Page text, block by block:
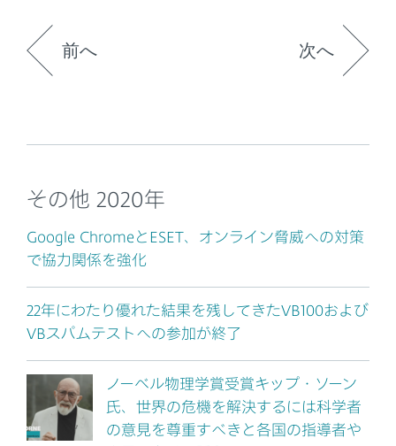
前へ 次へ
その他 2020年
Google ChromeとESET、オンライン脅威への対策
で協力関係を強化
22年にわたり優れた結果を残してきたVB100および
VBスパムテストへの参加が終了
ノーベル物理学賞受賞キップ・ソーン
氏、世界の危機を解決するには科学者
の意見を尊重すべきと各国の指導者や